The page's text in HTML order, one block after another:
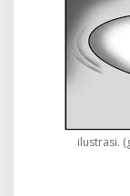
ilustrasi.